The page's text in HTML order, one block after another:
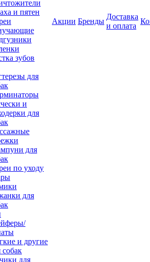
и пятен
зубов
для
и
для
для
по уходу
для
и другие
собак
для
Акции Бренды
Доставка
и оплата